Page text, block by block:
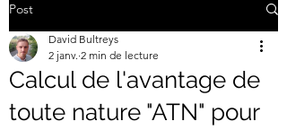
Post
Calcul de l'avantage de
toute nature "ATN" pour
David Bultreys
2 janv. 2 min de lecture